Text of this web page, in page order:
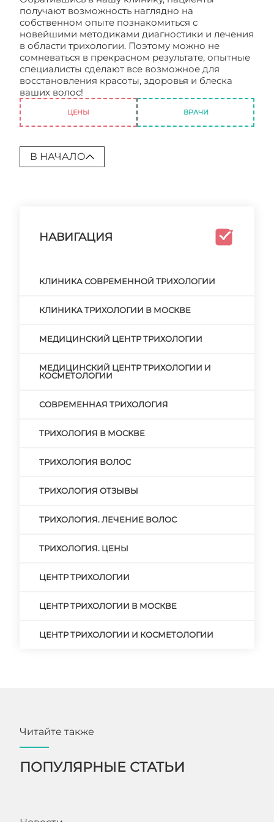
получают возможность наглядно на
собственном опыте познакомиться с
новейшими методиками диагностики и лечения
в области трихологии. Поэтому можно не
сомневаться в прекрасном результате, опытные
специалисты сделают все возможное для
восстановления красоты, здоровья и блеска
ваших волос!
ЦЕНЫ ВРАЧИ
В НАЧАЛО
НАВИГАЦИЯ
КЛИНИКА СОВРЕМЕННОЙ ТРИХОЛОГИИ
КЛИНИКА ТРИХОЛОГИИ В МОСКВЕ
МЕДИЦИНСКИЙ ЦЕНТР ТРИХОЛОГИИ
МЕДИЦИНСКИЙ ЦЕНТР ТРИХОЛОГИИ И
КОСМЕТОЛОГИИ
СОВРЕМЕННАЯ ТРИХОЛОГИЯ
ТРИХОЛОГИЯ В МОСКВЕ
ТРИХОЛОГИЯ ВОЛОС
ТРИХОЛОГИЯ ОТЗЫВЫ
ТРИХОЛОГИЯ. ЛЕЧЕНИЕ ВОЛОС
ТРИХОЛОГИЯ. ЦЕНЫ
ЦЕНТР ТРИХОЛОГИИ
ЦЕНТР ТРИХОЛОГИИ В МОСКВЕ
ЦЕНТР ТРИХОЛОГИИ И КОСМЕТОЛОГИИ
Читайте также
ПОПУЛЯРНЫЕ СТАТЬИ